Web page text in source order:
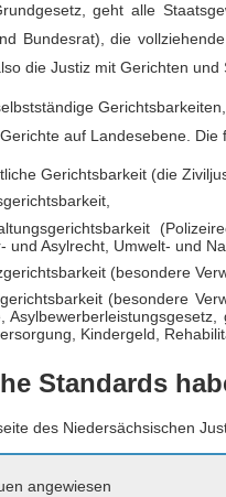
geht alle
Bundesrat), die
die Justiz mit Gerichten und
auf Landesebene.
Gerichtsbarkeit (die
und Asylrecht, Umwelt- und
(besondere
(besondere
Kindergeld,
Standards
des Niedersächsischen
angewiesen